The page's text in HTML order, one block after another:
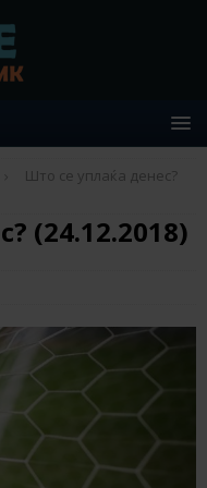
Што се уплаќа денес?
(24.12.2018)